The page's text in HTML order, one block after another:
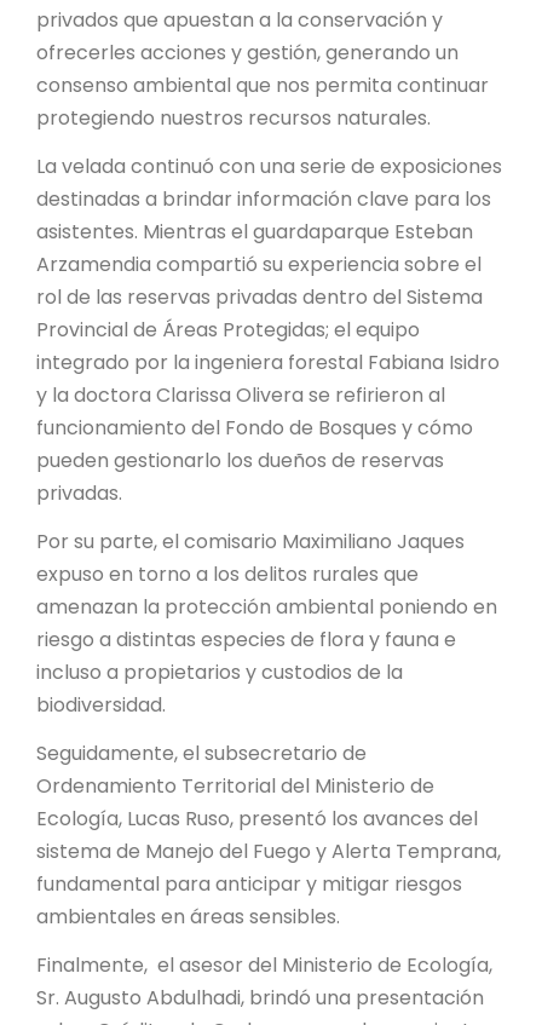
privados que apuestan a la conservación y
ofrecerles acciones y gestión, generando un
consenso ambiental que nos permita continuar
protegiendo nuestros recursos naturales.
La velada continuó con una serie de exposiciones
destinadas a brindar información clave para los
asistentes. Mientras el guardaparque Esteban
Arzamendia compartió su experiencia sobre el
rol de las reservas privadas dentro del Sistema
Provincial de Áreas Protegidas; el equipo
integrado por la ingeniera forestal Fabiana Isidro
y la doctora Clarissa Olivera se refirieron al
funcionamiento del Fondo de Bosques y cómo
pueden gestionarlo los dueños de reservas
privadas.
Por su parte, el comisario Maximiliano Jaques
expuso en torno a los delitos rurales que
amenazan la protección ambiental poniendo en
riesgo a distintas especies de flora y fauna e
incluso a propietarios y custodios de la
biodiversidad.
Seguidamente, el subsecretario de
Ordenamiento Territorial del Ministerio de
Ecología, Lucas Ruso, presentó los avances del
sistema de Manejo del Fuego y Alerta Temprana,
fundamental para anticipar y mitigar riesgos
ambientales en áreas sensibles.
Finalmente, el asesor del Ministerio de Ecología,
Sr. Augusto Abdulhadi, brindó una presentación